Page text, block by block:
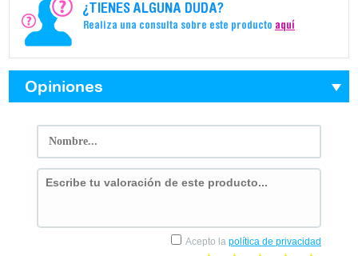
¿TIENES ALGUNA DUDA?
Realiza una consulta sobre este producto aquí
Opiniones
Acepto la política de privacidad